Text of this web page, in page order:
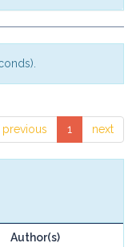
previous 1 next
Author(s)